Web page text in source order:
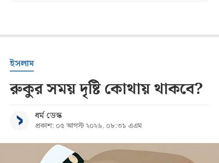
ইসলাম
রুকুর সময় দৃষ্টি কোথায় থাকবে?
ধর্ম ডেস্ক
প্রকাশ: ০৫ আগস্ট ২০২৬, ০৮:৩১ এএম